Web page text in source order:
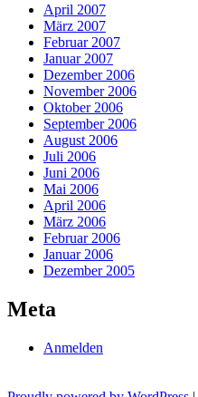
April 2007
März 2007
Februar 2007
Januar 2007
Dezember 2006
November 2006
Oktober 2006
September 2006
August 2006
Juli 2006
Juni 2006
Mai 2006
April 2006
März 2006
Februar 2006
Januar 2006
Dezember 2005
Meta
Anmelden